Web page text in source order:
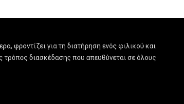
φροντίζει για τη διατήρηση ενός φιλικού και
τρόπος διασκέδασης που απευθύνεται σε όλους